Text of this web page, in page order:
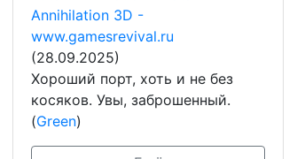
Annihilation 3D -
www.gamesrevival.ru
(28.09.2025)
Хороший порт, хоть и не без
косяков. Увы, заброшенный.
(Green)